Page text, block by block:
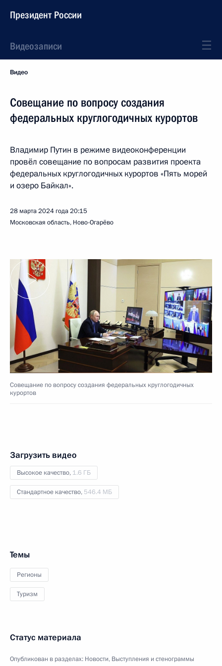
Президент России
Видеозаписи
Видео
Совещание по вопросу создания
федеральных круглогодичных курортов
Владимир Путин в режиме видеоконференции
провёл совещание по вопросам развития проекта
федеральных круглогодичных курортов «Пять морей
и озеро Байкал».
28 марта 2024 года20:15
Московская область, Ново-Огарёво
Совещание по вопросу создания федеральных круглогодичных
курортов
Загрузить видео
Высокое качество, 1.6 ГБ
Стандартное качество, 546.4 МБ
Темы
Регионы
Туризм
Статус материала
Опубликован в разделах: Новости, Выступления и стенограммы